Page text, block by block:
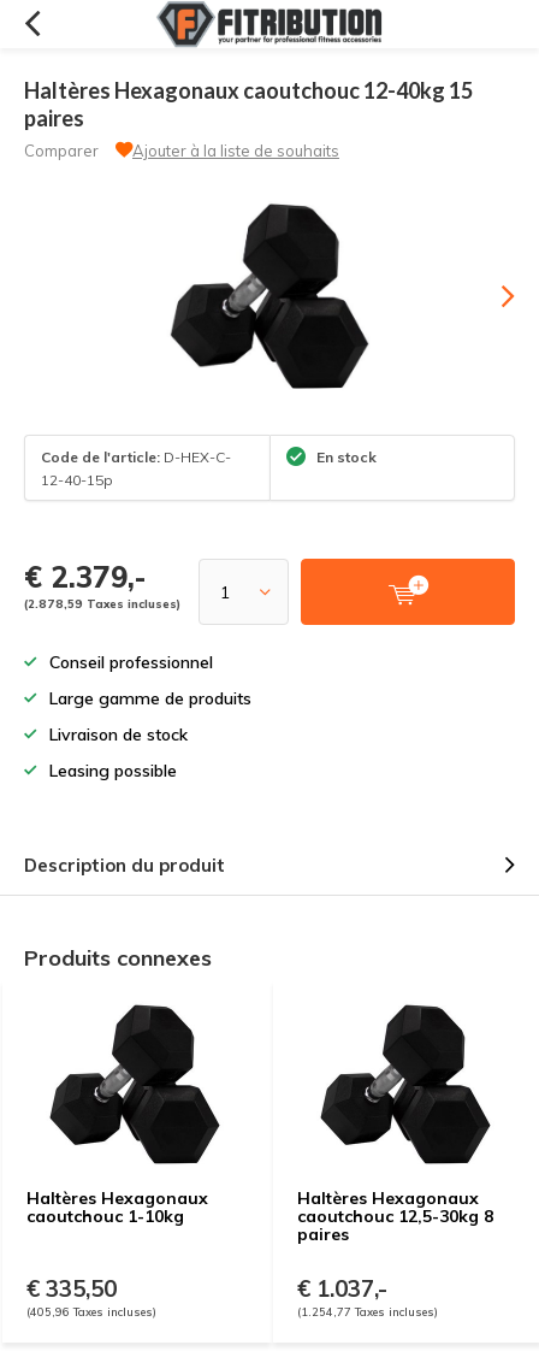
Haltères Hexagonaux caoutchouc 12-40kg 15
paires
Comparer Ajouter à la liste de souhaits
Code de l'article: D-HEX-C-
12-40-15p
En stock
€ 2.379,-
(2.878,59 Taxes incluses)
Conseil professionnel
Large gamme de produits
Livraison de stock
Leasing possible
Description du produit
Produits connexes
Haltères Hexagonaux
caoutchouc 1-10kg
€ 335,50
(405,96 Taxes incluses)
Haltères Hexagonaux
caoutchouc 12,5-30kg 8
paires
€ 1.037,-
(1.254,77 Taxes incluses)